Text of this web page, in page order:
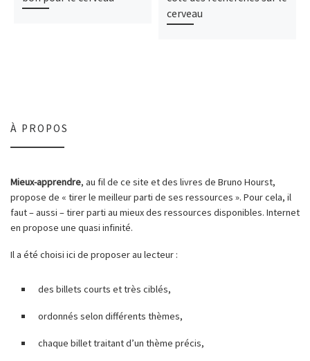
cerveau
À PROPOS
Mieux-apprendre, au fil de ce site et des livres de Bruno Hourst,
propose de « tirer le meilleur parti de ses ressources ». Pour cela, il
faut – aussi – tirer parti au mieux des ressources disponibles. Internet
en propose une quasi infinité.
Il a été choisi ici de proposer au lecteur :
des billets courts et très ciblés,
ordonnés selon différents thèmes,
chaque billet traitant d’un thème précis,